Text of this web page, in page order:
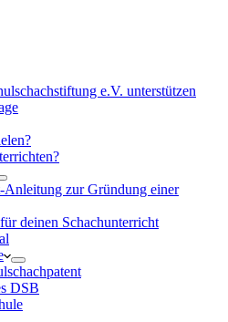
e.V. unterstützen
Anleitung zur Gründung einer
deinen Schachunterricht
DSB